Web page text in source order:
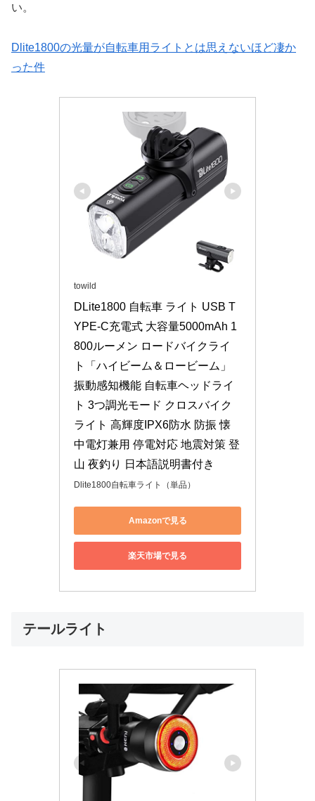
い。
Dlite1800の光量が自転車用ライトとは思えないほど凄か
った件
towild
DLite1800 自転車 ライト USB T
YPE-C充電式 大容量5000mAh 1
800ルーメン ロードバイクライ
ト「ハイビーム＆ロービーム」
振動感知機能 自転車ヘッドライ
ト 3つ調光モード クロスバイク
ライト 高輝度IPX6防水 防振 懐
中電灯兼用 停電対応 地震対策 登
山 夜釣り 日本語説明書付き
Dlite1800自転車ライト（単品）
Amazonで見る
楽天市場で見る
テールライト